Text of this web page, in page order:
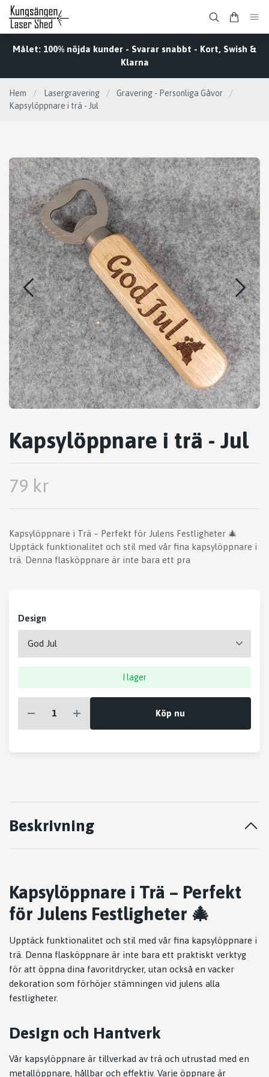
Målet: 100% nöjda kunder - Svarar snabbt - Kort, Swish &
Klarna
Hem / Lasergravering / Gravering - Personliga Gåvor
/
Kapsylöppnare i trä - Jul
Kapsylöppnare i trä - Jul
79 kr
Kapsylöppnare i Trä – Perfekt för Julens Festligheter 🎄
Upptäck funktionalitet och stil med vår fina kapsylöppnare i
trä. Denna flasköppnare är inte bara ett pra
Design
I lager
Köp nu
Beskrivning
Kapsylöppnare i Trä – Perfekt
för Julens Festligheter 🎄
Upptäck funktionalitet och stil med vår fina kapsylöppnare i
trä. Denna flasköppnare är inte bara ett praktiskt verktyg
för att öppna dina favoritdrycker, utan också en vacker
dekoration som förhöjer stämningen vid julens alla
festligheter.
Design och Hantverk
Vår kapsylöppnare är tillverkad av trä och utrustad med en
metallöppnare, hållbar och effektiv. Varje öppnare är